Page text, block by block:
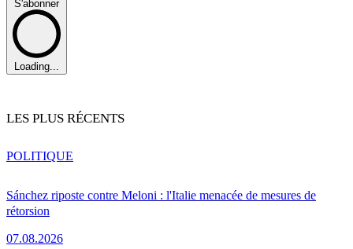
S'abonner
Loading...
LES PLUS RÉCENTS
Sánchez riposte contre Meloni : l'Italie menacée de mesures de
rétorsion
07.08.2026
POLITIQUE